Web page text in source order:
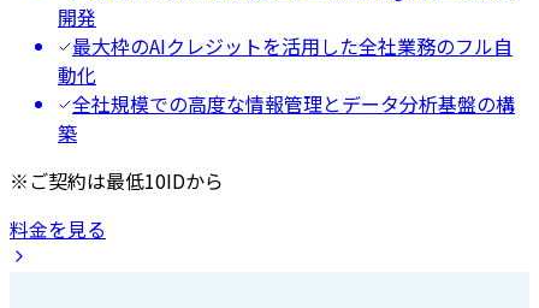
開発
最大枠のAIクレジットを活用した全社業務のフル自
動化
全社規模での高度な情報管理とデータ分析基盤の構
築
※ご契約は最低10IDから
料金を見る